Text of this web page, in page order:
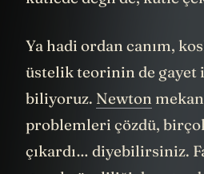
kütlede değil de, kütle
Ya hadi ordan canım,
üstelik teorinin de gayet
biliyoruz. Newton
problemleri çözdü, birçok
çıkardı… diyebilirsiniz.